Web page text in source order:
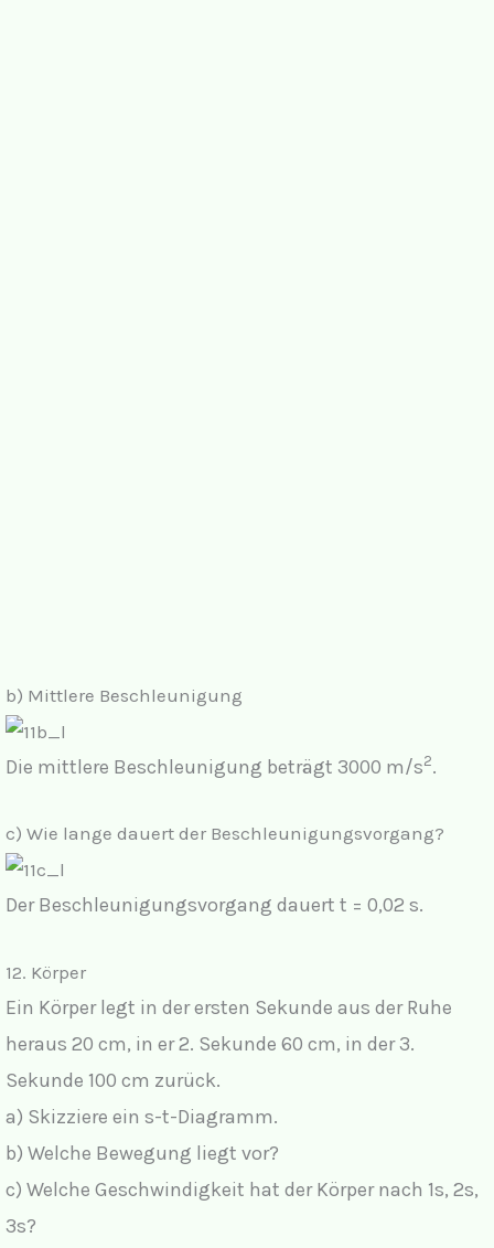
b) Mittlere Beschleunigung
Die mittlere Beschleunigung beträgt 3000 m/s2.
c) Wie lange dauert der Beschleunigungsvorgang?
Der Beschleunigungsvorgang dauert t = 0,02 s.
12. Körper
Ein Körper legt in der ersten Sekunde aus der Ruhe
heraus 20 cm, in er 2. Sekunde 60 cm, in der 3.
Sekunde 100 cm zurück.
a) Skizziere ein s-t-Diagramm.
b) Welche Bewegung liegt vor?
c) Welche Geschwindigkeit hat der Körper nach 1s, 2s,
3s?